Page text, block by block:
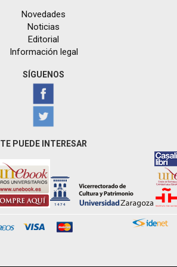
Novedades
Noticias
Editorial
Información legal
SÍGUENOS
TE PUEDE INTERESAR